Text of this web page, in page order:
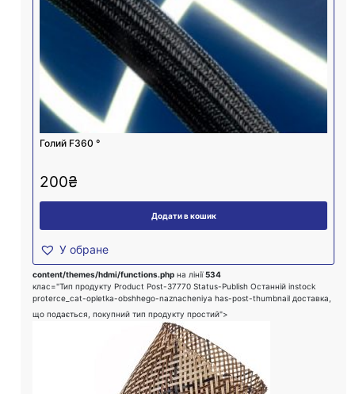
Голий F360 °
200₴
Додати в кошик
У обране
content/themes/hdmi/functions.php на лінії534
клас="Тип продукту Product Post-37770 Status-Publish Останній instock
proterce_cat-opletka-obshhego-naznacheniya has-post-thumbnail доставка,
що подається, покупний тип продукту простий">